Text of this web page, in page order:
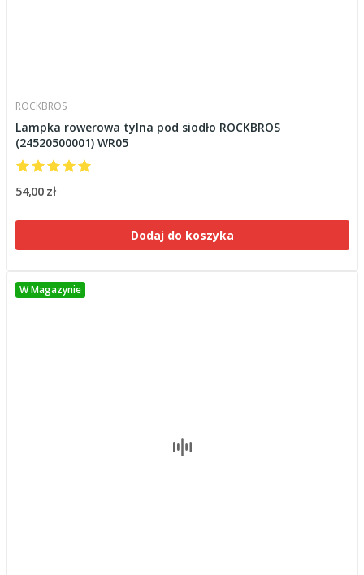
ROCKBROS
Lampka rowerowa tylna pod siodło ROCKBROS
(24520500001) WR05
54,00 zł
Dodaj do koszyka
W Magazynie